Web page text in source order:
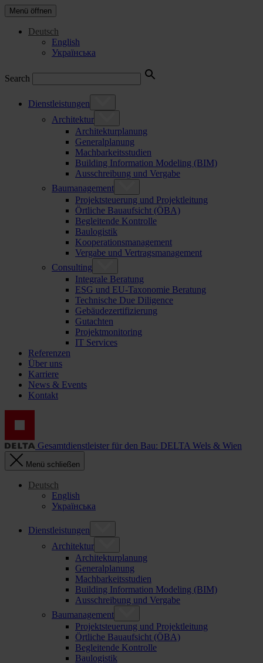
Menü öffnen
Deutsch
English
Українська
Search
Dienstleistungen
Architektur
Architekturplanung
Generalplanung
Machbarkeitsstudien
Building Information Modeling (BIM)
Ausschreibung und Vergabe
Baumanagement
Projektsteuerung und Projektleitung
Örtliche Bauaufsicht (ÖBA)
Begleitende Kontrolle
Baulogistik
Kooperationsmanagement
Vergabe und Vertragsmanagement
Consulting
Integrale Beratung
ESG und EU-Taxonomie Beratung
Technische Due Diligence
Gebäudezertifizierung
Gutachten
Projektmonitoring
IT Services
Referenzen
Über uns
Karriere
News & Events
Kontakt
Gesamtdienstleister für den Bau: DELTA Wels & Wien
Menü schließen
Deutsch
English
Українська
Dienstleistungen
Architektur
Architekturplanung
Generalplanung
Machbarkeitsstudien
Building Information Modeling (BIM)
Ausschreibung und Vergabe
Baumanagement
Projektsteuerung und Projektleitung
Örtliche Bauaufsicht (ÖBA)
Begleitende Kontrolle
Baulogistik